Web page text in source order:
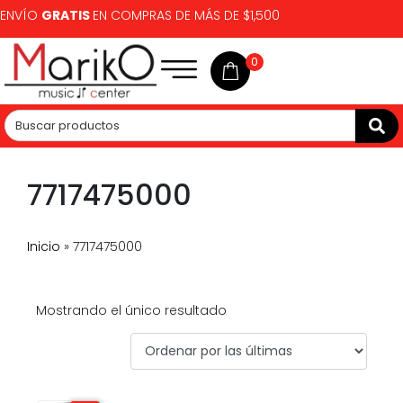
ENVÍO GRATIS EN COMPRAS DE MÁS DE $1,500
0
7717475000
Inicio » 7717475000
Mostrando el único resultado